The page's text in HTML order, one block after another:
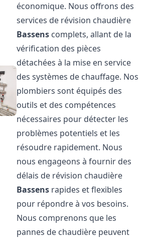
économique. Nous offrons des
services de révision chaudière
Bassens complets, allant de la
vérification des pièces
détachées à la mise en service
des systèmes de chauffage. Nos
plombiers sont équipés des
outils et des compétences
nécessaires pour détecter les
problèmes potentiels et les
résoudre rapidement. Nous
nous engageons à fournir des
délais de révision chaudière
Bassens rapides et flexibles
pour répondre à vos besoins.
Nous comprenons que les
pannes de chaudière peuvent